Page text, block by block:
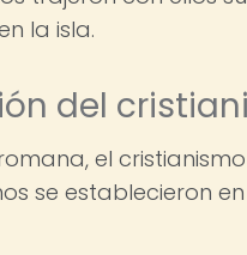
la isla.
del
el
se establecieron